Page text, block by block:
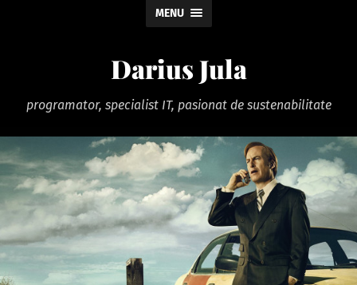
MENU
Darius Jula
programator, specialist IT, pasionat de sustenabilitate